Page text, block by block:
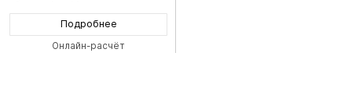
Подробнее
Онлайн-расчёт